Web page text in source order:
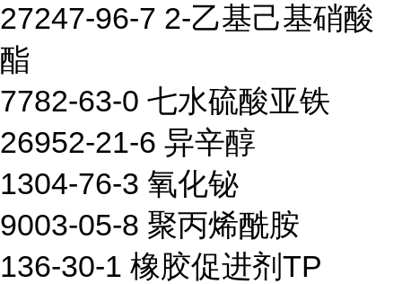
27247-96-7 2-乙基己基硝酸
酯
7782-63-0 七水硫酸亚铁
26952-21-6 异辛醇
1304-76-3 氧化铋
9003-05-8 聚丙烯酰胺
136-30-1 橡胶促进剂TP